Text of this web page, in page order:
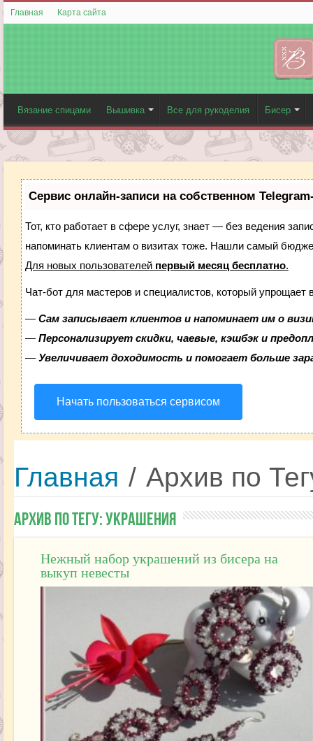
Главная Карта сайта
Вязание спицами Вышивка Все для рукоделия Бисер
Сервис онлайн-записи на собственном
Тот, кто работает в сфере услуг, знает — без ведения
напоминать клиентам о визитах тоже. Нашли самый
Для новых пользователей первый месяц бесплатно.
Чат-бот для мастеров и специалистов, который упрощает
— Сам записывает клиентов и напоминает им о
— Персонализирует скидки, чаевые, кэшбэк и
— Увеличивает доходимость и помогает больше
Начать пользоваться сервисом
Главная / Архив по
Архив по Тегу: Украшения
Нежный набор украшений из бисера на
выкуп невесты